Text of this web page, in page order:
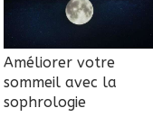
Améliorer votre
sommeil avec la
sophrologie